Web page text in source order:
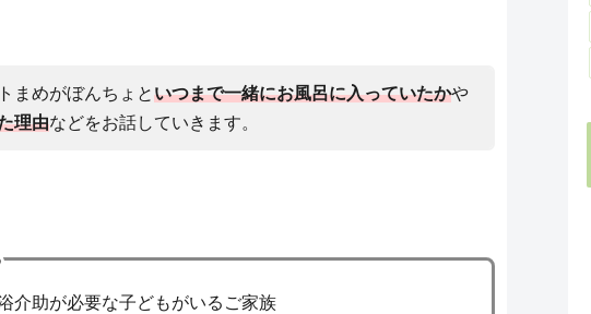
まめがぼんちょといつまで一緒にお風呂に入っていたかや
理由などをお話していきます。
介助が必要な子どもがいるご家族